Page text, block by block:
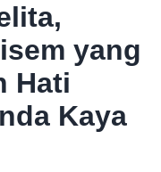
yang
Hati
Kaya